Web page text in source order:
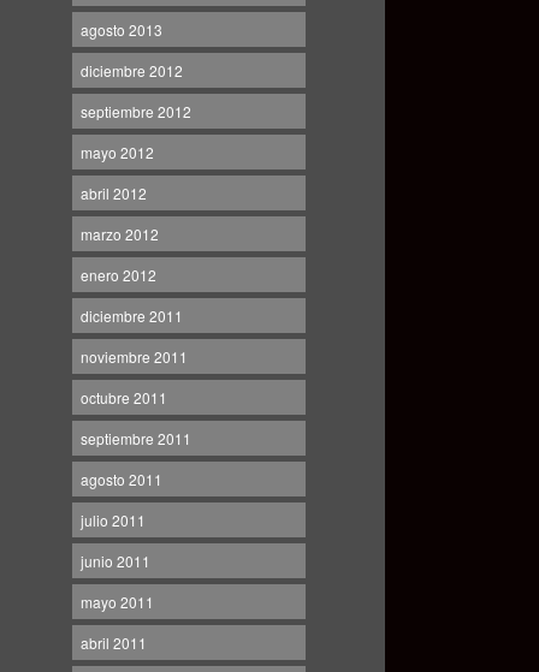
agosto 2013
diciembre 2012
septiembre 2012
mayo 2012
abril 2012
marzo 2012
enero 2012
diciembre 2011
noviembre 2011
octubre 2011
septiembre 2011
agosto 2011
julio 2011
junio 2011
mayo 2011
abril 2011